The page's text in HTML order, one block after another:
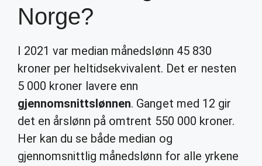
Norge?
I 2021 var median månedslønn 45 830
kroner per heltidsekvivalent. Det er nesten
5 000 kroner lavere enn
gjennomsnittslønnen. Ganget med 12 gir
det en årslønn på omtrent 550 000 kroner.
Her kan du se både median og
gjennomsnittlig månedslønn for alle yrkene